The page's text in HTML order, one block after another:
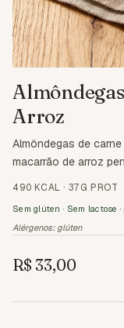
Arroz
Almôndegas de
macarrão de arroz
490 KCAL · 37G PROT
Sem glúten · Sem lactose
Alérgenos: glúten
R$ 33,00